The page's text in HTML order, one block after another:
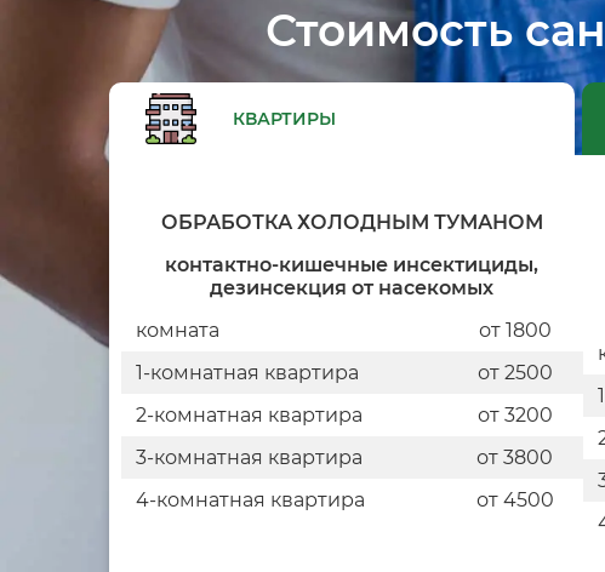
Стоимость
КВАРТИРЫ
ОБРАБОТКА ХОЛОДНЫМ ТУМАНОМ
контактно-кишечные инсектициды,
дезинсекция от насекомых
комната
от 1800
1-комнатная квартира
от 2500
2-комнатная квартира
от 3200
3-комнатная квартира
от 3800
4-комнатная квартира
от 4500